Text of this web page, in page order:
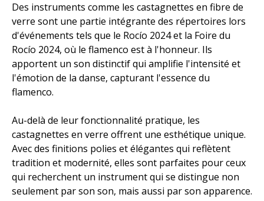
Des instruments comme les castagnettes en fibre de
verre sont une partie intégrante des répertoires lors
d'événements tels que le Rocío 2024 et la Foire du
Rocío 2024, où le flamenco est à l'honneur. Ils
apportent un son distinctif qui amplifie l'intensité et
l'émotion de la danse, capturant l'essence du
flamenco.
Au-delà de leur fonctionnalité pratique, les
castagnettes en verre offrent une esthétique unique.
Avec des finitions polies et élégantes qui reflètent
tradition et modernité, elles sont parfaites pour ceux
qui recherchent un instrument qui se distingue non
seulement par son son, mais aussi par son apparence.